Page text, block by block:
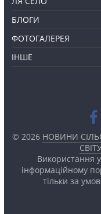
БЛОГИ
ФОТОГАЛЕРЕЯ
ІНШЕ
© 2026 НОВИНИ
Використання
інформаційному
тільки за